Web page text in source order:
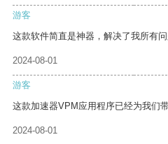
游客
这款软件简直是神器，解决了我所有问
2024-08-01
游客
这款加速器VPM应用程序已经为我们
2024-08-01